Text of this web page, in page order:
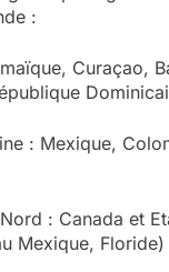
:
Curaçao,
: Mexique,
: Canada et
Mexique, Floride)